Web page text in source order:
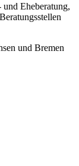
Eheberatung,
und Bremen